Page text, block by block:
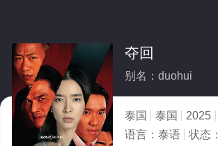
夺回
别名：duohui
泰国 泰国 2025
语言： 泰语 状态：